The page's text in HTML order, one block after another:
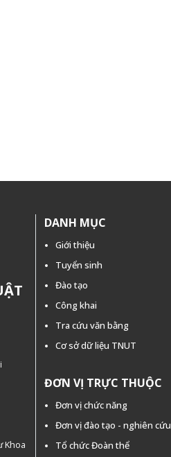
Khoa
DANH MỤC
Giới thiệu
Tuyển sinh
Đào tạo
Công khai
Tra cứu văn bằng
Cơ sở dữ liệu TNUT
ĐƠN VỊ TRỰC THUỘC
Đơn vị chức năng
Đơn vị đào tạo - nghiên cứu
Tổ chức Đoàn thể